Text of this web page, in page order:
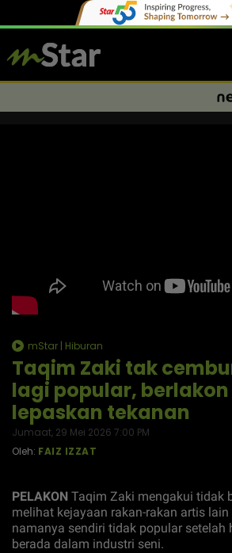
mStar | Hiburan
Taqim Zaki tak
lagi popular,
lepaskan tekanan
Jumaat, 29 Mei 2026 7:00 PM
Oleh: FAIZ IZZAT
PELAKON Taqim Zaki mengakui tidak
melihat kejayaan rakan-rakan artis
namanya sendiri tidak popular setelah
berada dalam industri seni.